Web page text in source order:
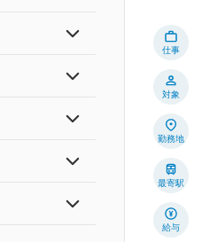
仕事
対象
勤務地
最寄駅
給与